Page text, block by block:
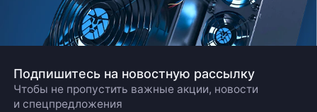
Подпишитесь на новостную рассылку
Чтобы не пропустить важные акции, новости
и спецпредложения